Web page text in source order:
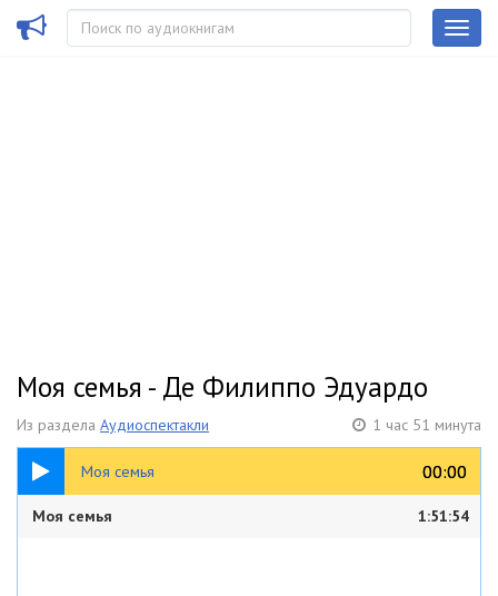
Моя семья - Де Филиппо Эдуардо
Из раздела Аудиоспектакли 1 час 51 минута
Моя семья 00:00
00:00
1:51:54
Моя семья 1:51:54